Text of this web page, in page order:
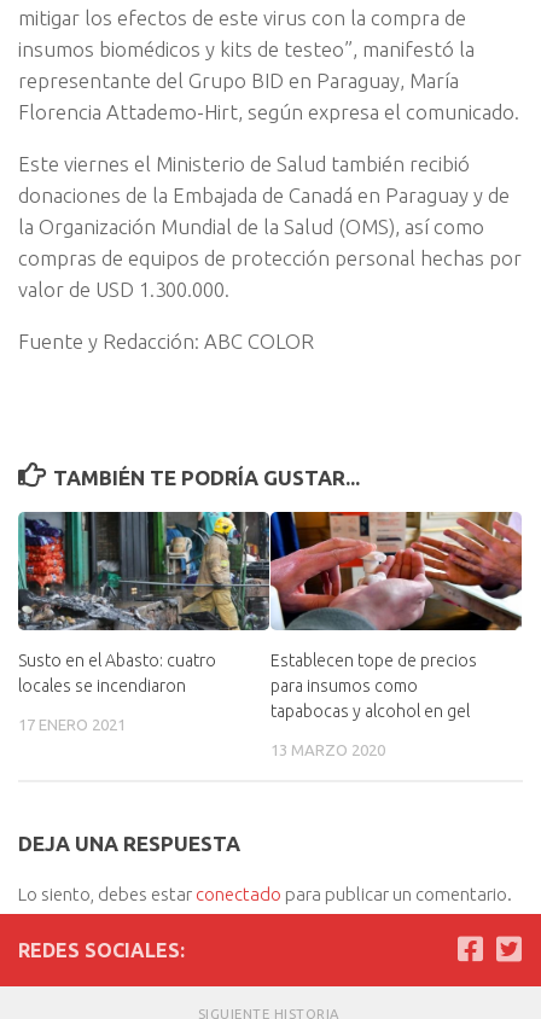
mitigar los efectos de este virus con la compra de
insumos biomédicos y kits de testeo”, manifestó la
representante del Grupo BID en Paraguay, María
Florencia Attademo-Hirt, según expresa el comunicado.
Este viernes el Ministerio de Salud también recibió
donaciones de la Embajada de Canadá en Paraguay y de
la Organización Mundial de la Salud (OMS), así como
compras de equipos de protección personal hechas por
valor de USD 1.300.000.
Fuente y Redacción: ABC COLOR
TAMBIÉN TE PODRÍA GUSTAR...
Susto en el Abasto: cuatro
locales se incendiaron
17 ENERO 2021
Establecen tope de precios
para insumos como
tapabocas y alcohol en gel
13 MARZO 2020
DEJA UNA RESPUESTA
Lo siento, debes estar conectado para publicar un comentario.
REDES SOCIALES:
SIGUIENTE HISTORIA